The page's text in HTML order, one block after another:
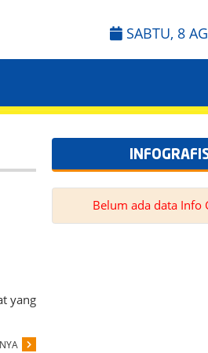
SABTU, 8
yang
Belum ada data Info